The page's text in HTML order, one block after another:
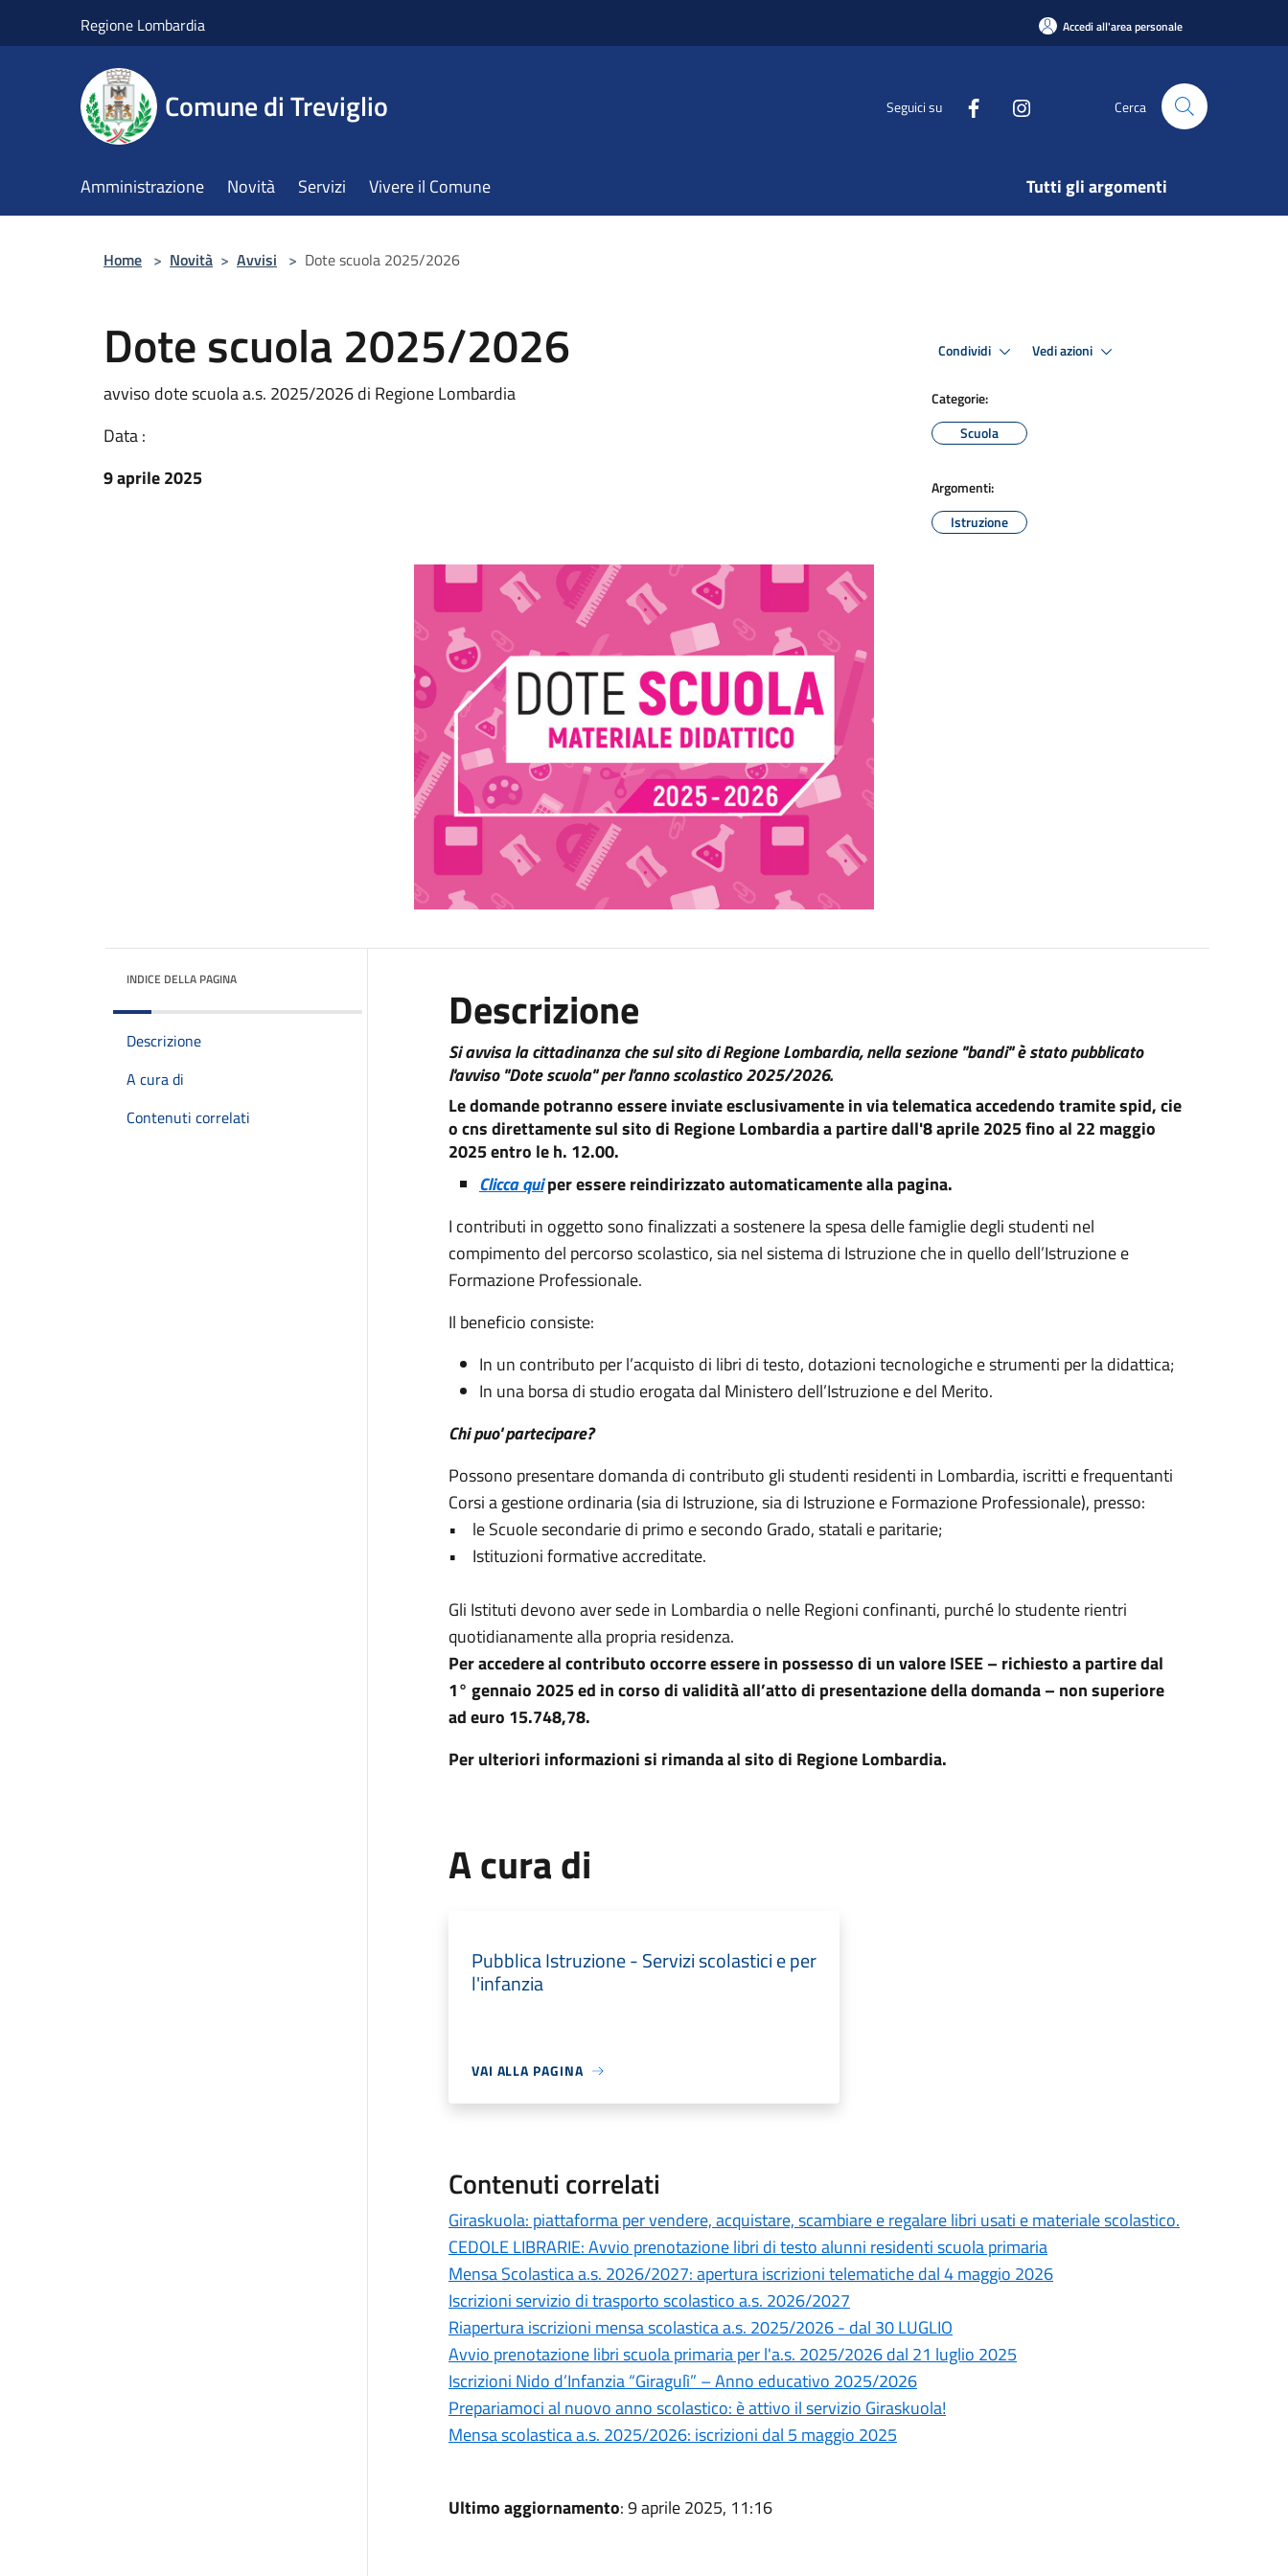
Regione Lombardia Accedi all'area personale
Comune di Treviglio Seguici su Cerca
Amministrazione Novità Servizi Vivere il Comune Tutti gli argomenti
Home > Novità > Avvisi > Dote scuola 2025/2026
Dote scuola 2025/2026
avviso dote scuola a.s. 2025/2026 di Regione Lombardia
Data :
9 aprile 2025
Condividi Vedi azioni
Categorie:
Scuola
Argomenti:
Istruzione
INDICE DELLA PAGINA
Descrizione
A cura di
Contenuti correlati
Descrizione
Si avvisa la cittadinanza che sul sito di Regione Lombardia, nella sezione "bandi" è stato pubblicato
l'avviso "Dote scuola" per l'anno scolastico 2025/2026.
Le domande potranno essere inviate esclusivamente in via telematica accedendo tramite spid, cie
o cns direttamente sul sito di Regione Lombardiaa partire dall'8 aprile 2025 fino al 22 maggio
2025 entro le h. 12.00.
Clicca quiper essere reindirizzato automaticamente alla pagina.
I contributi in oggetto sono finalizzati a sostenere la spesa delle famiglie degli studenti nel
compimento del percorso scolastico, sia nel sistema di Istruzione che in quello dell’Istruzione e
Formazione Professionale.
Il beneficio consiste:
In un contributo per l’acquisto di libri di testo, dotazioni tecnologiche e strumenti per la didattica;
In una borsa di studio erogata dal Ministero dell’Istruzione e del Merito.
Chi puo' partecipare?
Possono presentare domanda di contributo gli studenti residenti in Lombardia, iscritti e frequentanti
Corsi a gestione ordinaria (sia di Istruzione, sia di Istruzione e Formazione Professionale), presso:
• le Scuole secondarie di primo e secondo Grado, statali e paritarie;
• Istituzioni formative accreditate.
Gli Istituti devono aver sede in Lombardia o nelle Regioni confinanti, purché lo studente rientri
quotidianamente alla propria residenza.
Per accedere al contributo occorre essere in possesso di un valore ISEE – richiesto a partire dal
1° gennaio 2025 ed in corso di validità all’atto di presentazione della domanda – non superiore
ad euro 15.748,78.
Per ulteriori informazioni si rimanda al sito di Regione Lombardia.
A cura di
Pubblica Istruzione - Servizi scolastici e per
l'infanzia
VAI ALLA PAGINA
Contenuti correlati
Giraskuola: piattaforma per vendere, acquistare, scambiare e regalare libri usati e materiale scolastico.
CEDOLE LIBRARIE: Avvio prenotazione libri di testo alunni residenti scuola primaria
Mensa Scolastica a.s. 2026/2027: apertura iscrizioni telematiche dal 4 maggio 2026
Iscrizioni servizio di trasporto scolastico a.s. 2026/2027
Riapertura iscrizioni mensa scolastica a.s. 2025/2026 - dal 30 LUGLIO
Avvio prenotazione libri scuola primaria per l'a.s. 2025/2026 dal 21 luglio 2025
Iscrizioni Nido d’Infanzia “Giragulì” – Anno educativo 2025/2026
Prepariamoci al nuovo anno scolastico: è attivo il servizio Giraskuola!
Mensa scolastica a.s. 2025/2026: iscrizioni dal 5 maggio 2025
Ultimo aggiornamento: 9 aprile 2025, 11:16